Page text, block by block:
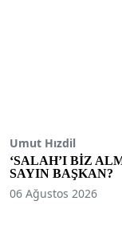
Umut Hızdil
‘SALAH’I BİZ
SAYIN BAŞKAN?
06 Ağustos 2026